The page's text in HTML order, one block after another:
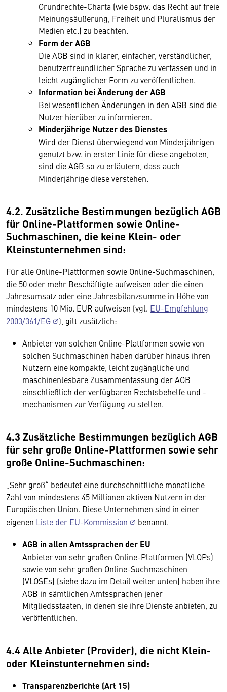
Grundrechte-Charta (wie bspw. das Recht auf freie
Meinungsäußerung, Freiheit und Pluralismus der
Medien etc.) zu beachten.
Form der AGB
Die AGB sind in klarer, einfacher, verständlicher,
benutzerfreundlicher Sprache zu verfassen und in
leicht zugänglicher Form zu veröffentlichen.
Information bei Änderung der AGB
Bei wesentlichen Änderungen in den AGB sind die
Nutzer hierüber zu informieren.
Minderjährige Nutzer des Dienstes
Wird der Dienst überwiegend von Minderjährigen
genutzt bzw. in erster Linie für diese angeboten,
sind die AGB so zu erläutern, dass auch
Minderjährige diese verstehen.
4.2. Zusätzliche Bestimmungen bezüglich AGB
für Online-Plattformen sowie Online-
Suchmaschinen, die keine Klein- oder
Kleinstunternehmen sind:
Für alle Online-Plattformen sowie Online-Suchmaschinen,
die 50 oder mehr Beschäftigte aufweisen oder die einen
Jahresumsatz oder eine Jahresbilanzsumme in Höhe von
mindestens 10 Mio. EUR aufweisen (vgl. EU-Empfehlung
2003/361/EG
), gilt zusätzlich:
Anbieter von solchen Online-Plattformen sowie von
solchen Suchmaschinen haben darüber hinaus ihren
Nutzern eine kompakte, leicht zugängliche und
maschinenlesbare Zusammenfassung der AGB
einschließlich der verfügbaren Rechtsbehelfe und -
mechanismen zur Verfügung zu stellen.
4.3 Zusätzliche Bestimmungen bezüglich AGB
für sehr große Online-Plattformen sowie sehr
große Online-Suchmaschinen:
„Sehr groß“ bedeutet eine durchschnittliche monatliche
Zahl von mindestens 45 Millionen aktiven Nutzern in der
Europäischen Union. Diese Unternehmen sind in einer
eigenen Liste der EU-Kommission benannt.
AGB in allen Amtssprachen der EU
Anbieter von sehr großen Online-Plattformen (VLOPs)
sowie von sehr großen Online-Suchmaschinen
(VLOSEs) (siehe dazu im Detail weiter unten) haben ihre
AGB in sämtlichen Amtssprachen jener
Mitgliedsstaaten, in denen sie ihre Dienste anbieten, zu
veröffentlichen.
4.4 Alle Anbieter (Provider), die nicht Klein-
oder Kleinstunternehmen sind:
Transparenzberichte (Art 15)